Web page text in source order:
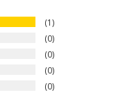
1
0
0
0
0